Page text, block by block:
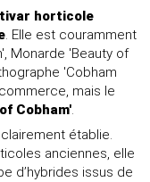
horticole
. Elle est couramment
Monarde 'Beauty of
'Cobham
mais le
Cobham'
établie.
anciennes, elle
d’hybrides issus de